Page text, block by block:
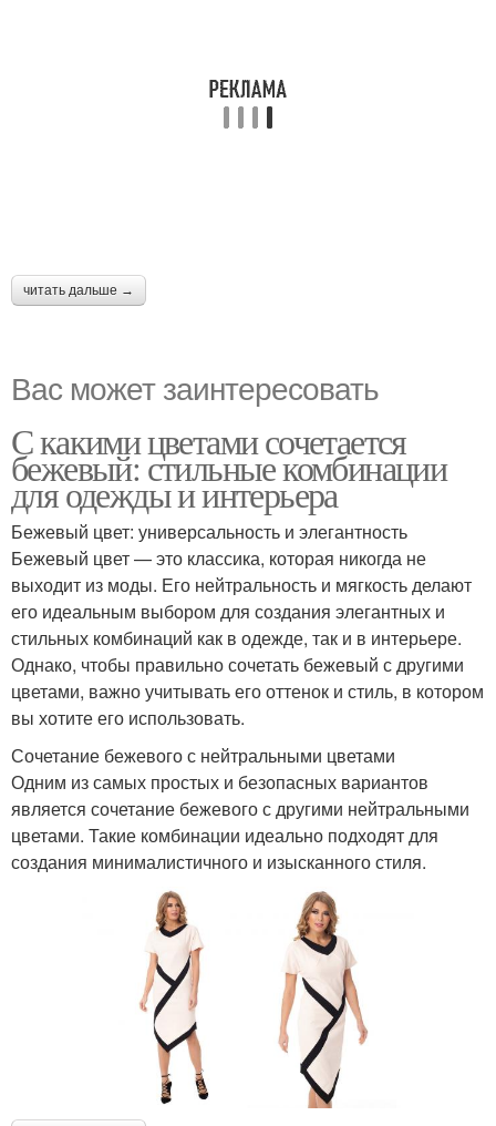
читать дальше →
Вас может заинтересовать
С какими цветами сочетается
бежевый: стильные комбинации
для одежды и интерьера
Бежевый цвет: универсальность и элегантность
Бежевый цвет — это классика, которая никогда не
выходит из моды. Его нейтральность и мягкость делают
его идеальным выбором для создания элегантных и
стильных комбинаций как в одежде, так и в интерьере.
Однако, чтобы правильно сочетать бежевый с другими
цветами, важно учитывать его оттенок и стиль, в котором
вы хотите его использовать.
Сочетание бежевого с нейтральными цветами
Одним из самых простых и безопасных вариантов
является сочетание бежевого с другими нейтральными
цветами. Такие комбинации идеально подходят для
создания минималистичного и изысканного стиля.